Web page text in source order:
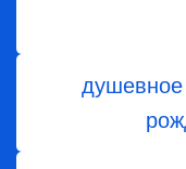
душевное